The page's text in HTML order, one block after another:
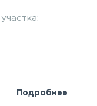
Подробнее